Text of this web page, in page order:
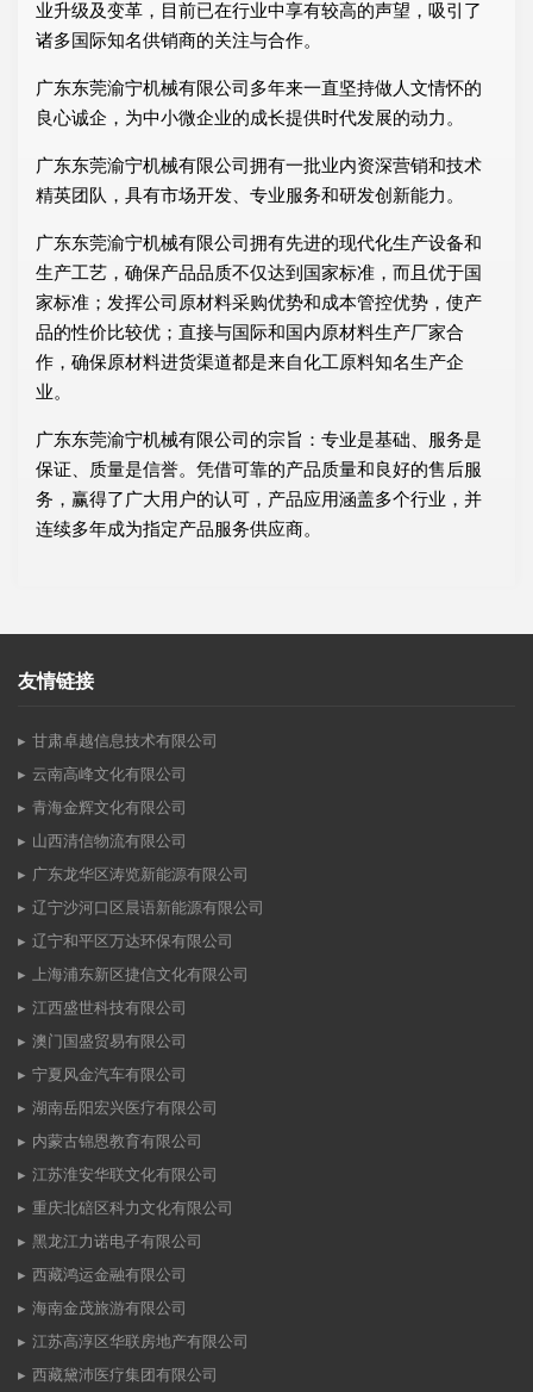
业升级及变革，目前已在行业中享有较高的声望，吸引了
诸多国际知名供销商的关注与合作。
广东东莞渝宁机械有限公司多年来一直坚持做人文情怀的
良心诚企，为中小微企业的成长提供时代发展的动力。
广东东莞渝宁机械有限公司拥有一批业内资深营销和技术
精英团队，具有市场开发、专业服务和研发创新能力。
广东东莞渝宁机械有限公司拥有先进的现代化生产设备和
生产工艺，确保产品品质不仅达到国家标准，而且优于国
家标准；发挥公司原材料采购优势和成本管控优势，使产
品的性价比较优；直接与国际和国内原材料生产厂家合
作，确保原材料进货渠道都是来自化工原料知名生产企
业。
广东东莞渝宁机械有限公司的宗旨：专业是基础、服务是
保证、质量是信誉。凭借可靠的产品质量和良好的售后服
务，赢得了广大用户的认可，产品应用涵盖多个行业，并
连续多年成为指定产品服务供应商。
友情链接
甘肃卓越信息技术有限公司
云南高峰文化有限公司
青海金辉文化有限公司
山西清信物流有限公司
广东龙华区涛览新能源有限公司
辽宁沙河口区晨语新能源有限公司
辽宁和平区万达环保有限公司
上海浦东新区捷信文化有限公司
江西盛世科技有限公司
澳门国盛贸易有限公司
宁夏风金汽车有限公司
湖南岳阳宏兴医疗有限公司
内蒙古锦恩教育有限公司
江苏淮安华联文化有限公司
重庆北碚区科力文化有限公司
黑龙江力诺电子有限公司
西藏鸿运金融有限公司
海南金茂旅游有限公司
江苏高淳区华联房地产有限公司
西藏黛沛医疗集团有限公司